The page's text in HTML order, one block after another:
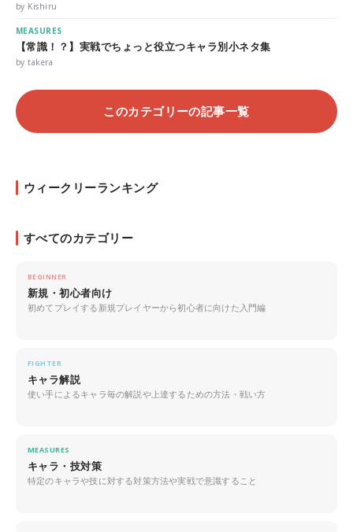
by Kishiru
MEASURES
【常識！？】実戦でちょっと役立つキャラ別小ネタ集
by takera
このカテゴリーの記事一覧
ウィークリーランキング
すべてのカテゴリー
BEGINNER
新規・初心者向け
初めてプレイする新規プレイヤーから初心者に向けた入門編
FIGHTER
キャラ解説
使い手によるキャラ毎の解説や上達するための方法・戦い方
MEASURES
キャラ・技対策
特定のキャラや技に対する対策方法や実戦で意識すること